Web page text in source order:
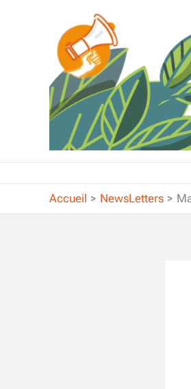
Accueil NewsLetters